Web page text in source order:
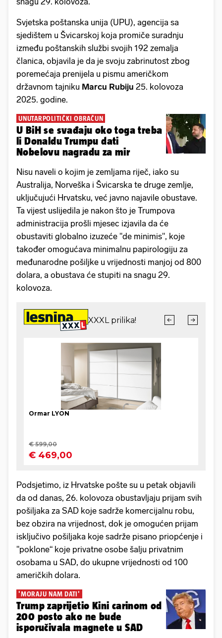
Svjetska poštanska unija (UPU), agencija sa
sjedištem u Švicarskoj koja promiče suradnju
između poštanskih službi svojih 192 zemalja
članica, objavila je da je svoju zabrinutost zbog
poremećaja prenijela u pismu američkom
državnom tajniku Marcu Rubiju 25. kolovoza
2025. godine.
UNUTARPOLITIČKI OBRAČUN
U BiH se svađaju oko toga treba
li Donaldu Trumpu dati
Nobelovu nagradu za mir
Nisu naveli o kojim je zemljama riječ, iako su
Australija, Norveška i Švicarska te druge zemlje,
uključujući Hrvatsku, već javno najavile obustave.
Ta vijest uslijedila je nakon što je Trumpova
administracija prošli mjesec izjavila da će
obustaviti globalno izuzeće "de minimis", koje
također omogućava minimalnu papirologiju za
međunarodne pošiljke u vrijednosti manjoj od 800
dolara, a obustava će stupiti na snagu 29.
kolovoza.
Podsjetimo, iz Hrvatske pošte su u petak objavili
da od danas, 26. kolovoza obustavljaju prijam svih
pošiljaka za SAD koje sadrže komercijalnu robu,
bez obzira na vrijednost, dok je omogućen prijam
isključivo pošiljaka koje sadrže pisano priopćenje i
"poklone“ koje privatne osobe šalju privatnim
osobama u SAD, do ukupne vrijednosti od 100
američkih dolara.
'MORAJU NAM DATI'
Trump zaprijetio Kini carinom od
200 posto ako ne bude
isporučivala magnete u SAD